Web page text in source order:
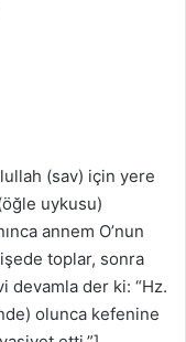
(sav) için yere
uykusu)
annem O’nun
toplar, sonra
devamla der ki: “Hz.
olunca kefenine